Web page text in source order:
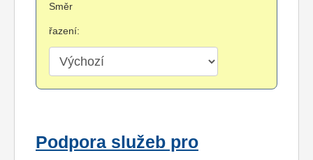
Směr
řazení:
Podpora služeb pro